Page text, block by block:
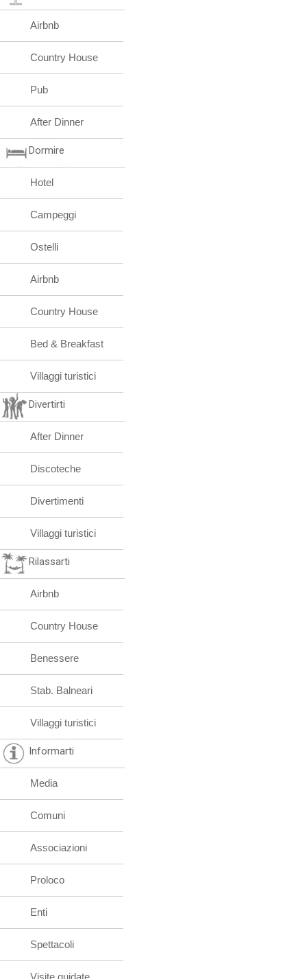
Airbnb
Country House
Pub
After Dinner
Dormire
Hotel
Campeggi
Ostelli
Airbnb
Country House
Bed & Breakfast
Villaggi turistici
Divertirti
After Dinner
Discoteche
Divertimenti
Villaggi turistici
Rilassarti
Airbnb
Country House
Benessere
Stab. Balneari
Villaggi turistici
Informarti
Media
Comuni
Associazioni
Proloco
Enti
Spettacoli
Visite guidate